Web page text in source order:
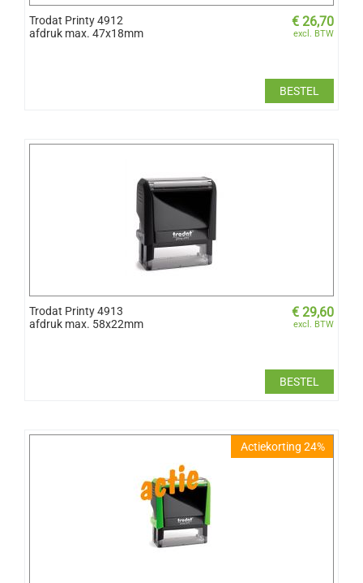
Trodat Printy 4912
afdruk max. 47x18mm
€ 26,70
excl. BTW
BESTEL
Trodat Printy 4913
afdruk max. 58x22mm
€ 29,60
excl. BTW
BESTEL
Actiekorting 24%